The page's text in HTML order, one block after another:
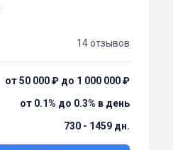
14 отзывов
от 50 000 ₽ до 1 000 000 ₽
от 0.1% до 0.3% в день
730 - 1459 дн.